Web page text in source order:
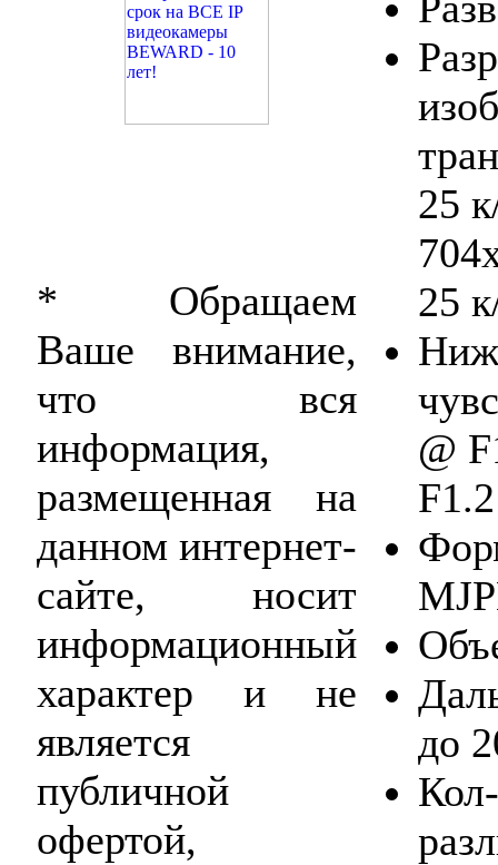
* Обращаем
Ваше внимание,
что вся
информация,
размещенная на
данном интернет-
сайте, носит
информационный
характер и не
является
публичной
офертой,
25
25
@
до